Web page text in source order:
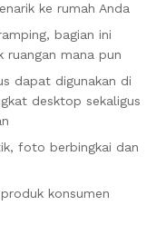
ke rumah Anda
bagian ini
mana pun
dapat digunakan di
desktop sekaligus
foto berbingkai dan
konsumen